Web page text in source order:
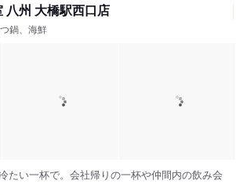
八州 大橋駅西口店
鍋、海鮮
たい一杯で。会社帰りの一杯や仲間内の飲み会